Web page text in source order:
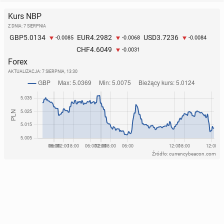
Kurs NBP
Z DNIA: 7 SIERPNIA
GBP5.0134 -0.0085 EUR4.2982 -0.0068 USD3.7236 -0.0084
CHF4.6049 -0.0031
Forex
AKTUALIZACJA: 7 SIERPNIA, 13:30
Źródło: currencybeacon.com